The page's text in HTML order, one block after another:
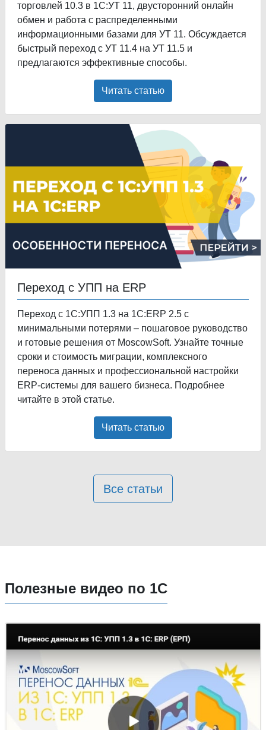
торговлей 10.3 в 1С:УТ 11, двусторонний онлайн
обмен и работа с распределенными
информационными базами для УТ 11. Обсуждается
быстрый переход с УТ 11.4 на УТ 11.5 и
предлагаются эффективные способы.
Читать статью
Переход с УПП на ERP
Переход с 1С:УПП 1.3 на 1С:ERP 2.5 с
минимальными потерями – пошаговое руководство
и готовые решения от MoscowSoft. Узнайте точные
сроки и стоимость миграции, комплексного
переноса данных и профессиональной настройки
ERP-системы для вашего бизнеса. Подробнее
читайте в этой статье.
Читать статью
Все статьи
Полезные видео по 1С